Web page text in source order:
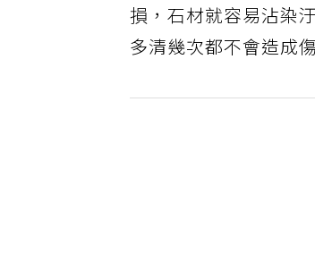
損，石材就容易沾染
多清幾次都不會造成